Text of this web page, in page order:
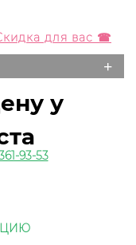
для вас ☎
+
у
93-53